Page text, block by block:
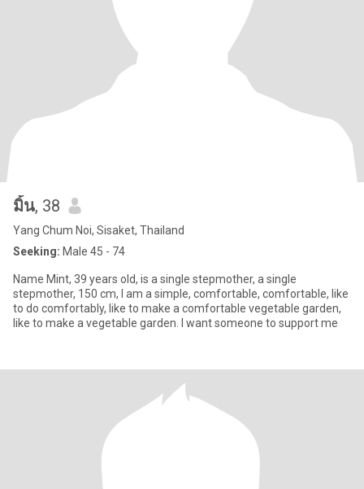
มิ้น, 38
Yang Chum Noi, Sisaket, Thailand
Seeking: Male 45 - 74
Name Mint, 39 years old, is a single stepmother, a single
stepmother, 150 cm, I am a simple, comfortable, comfortable, like
to do comfortably, like to make a comfortable vegetable garden,
like to make a vegetable garden. I want someone to support me